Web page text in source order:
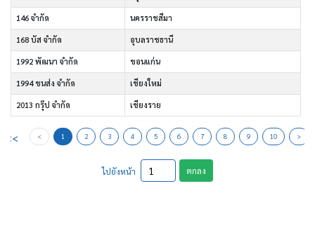
146 จำกัด นครราชสีมา
168 บัส จำกัด อุบลราชธานี
1992 พัฒนา จำกัด ขอนแก่น
1994 ขนส่ง จำกัด เชียงใหม่
2013 กรุ๊ป จำกัด เชียงราย
<< < 1 2 3 4 5 6 7 8 9 10 >
ไปยังหน้า ตกลง